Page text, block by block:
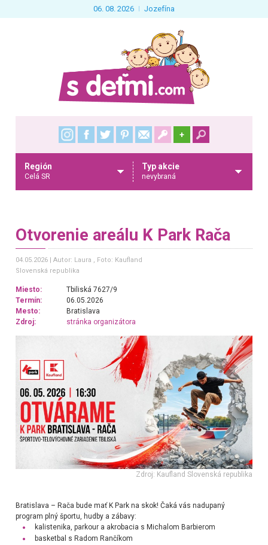
06. 08. 2026 Jozefína
+
Región
Celá SR
Typ akcie
nevybraná
Otvorenie areálu K Park Rača
04.05.2026 Autor: Laura , Foto: Kaufland
Slovenská republika
Miesto:
Tbiliská 7627/9
Termín:
06.05.2026
Mesto:
Bratislava
Zdroj:
stránka organizátora
Zdroj: Kaufland Slovenská republika
Bratislava – Rača bude mať K Park na skok! Čaká vás nadupaný
program plný športu, hudby a zábavy:
kalistenika, parkour a akrobacia s Michalom Barbierom
basketbal s Radom Rančíkom